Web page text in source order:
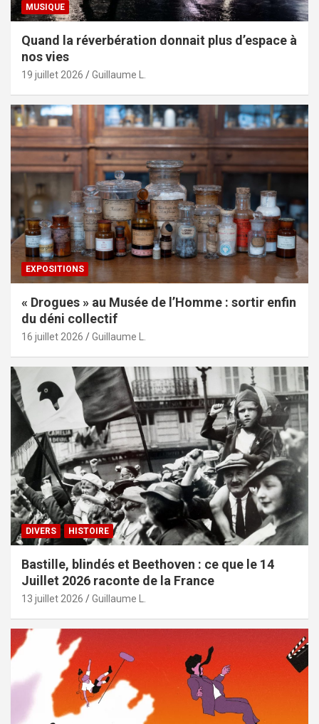
MUSIQUE
Quand la réverbération donnait plus d’espace à
nos vies
19 juillet 2026 Guillaume L.
EXPOSITIONS
« Drogues » au Musée de l’Homme : sortir enfin
du déni collectif
16 juillet 2026 Guillaume L.
DIVERS HISTOIRE
Bastille, blindés et Beethoven : ce que le 14
Juillet 2026 raconte de la France
13 juillet 2026 Guillaume L.